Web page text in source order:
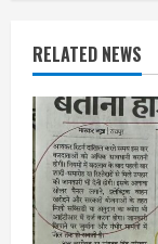
RELATED NEWS